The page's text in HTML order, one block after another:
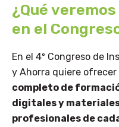
¿Qué
en el
En el 4º Congreso de
y Ahorra quiere
completo de
digitales y
profesionales de